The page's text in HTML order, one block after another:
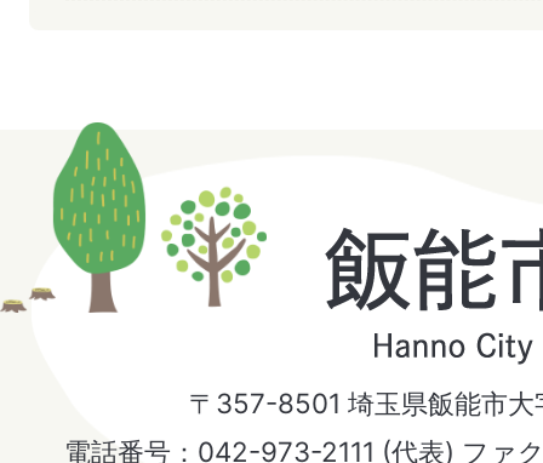
飯
能
Hanno
〒357-8501 埼玉県飯能市大
電話番号：042-973-2111 (代表) ファ